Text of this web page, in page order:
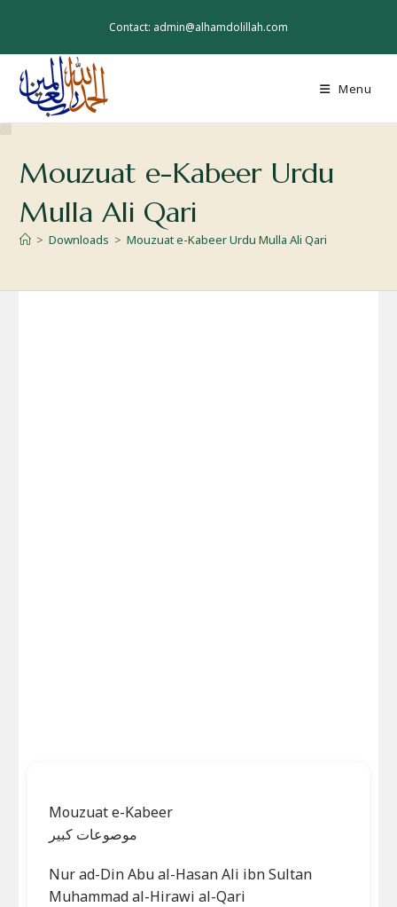
Contact: admin@alhamdolillah.com
Menu
Mouzuat e-Kabeer Urdu
Mulla Ali Qari
> Downloads > Mouzuat e-Kabeer Urdu Mulla Ali Qari
Mouzuat e-Kabeer
موصوعات کبیر
Nur ad-Din Abu al-Hasan Ali ibn Sultan
Muhammad al-Hirawi al-Qari